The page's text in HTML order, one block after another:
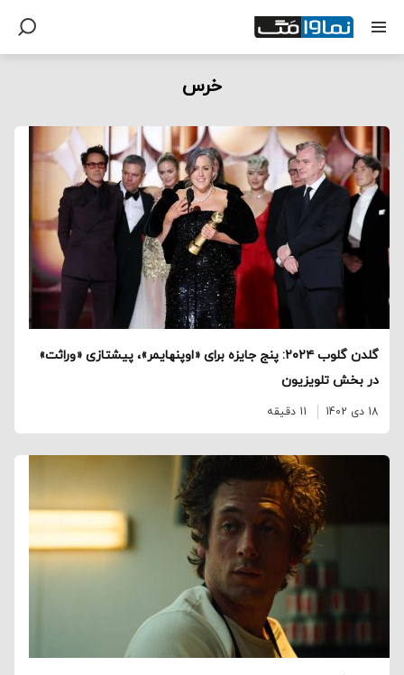
خرس
گلدن گلوب ۲۰۲۴: پنج جایزه برای «اوپنهایمر»، پیشتازی «وراثت»
در بخش تلویزیون
18 دی 1402 11 دقیقه